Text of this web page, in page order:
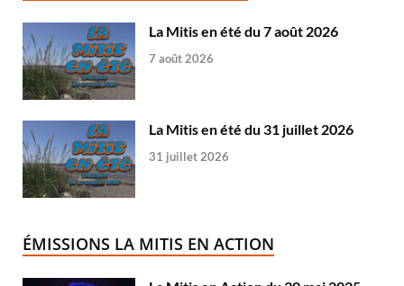
La Mitis en été du 7 août 2026
7 août 2026
La Mitis en été du 31 juillet 2026
31 juillet 2026
ÉMISSIONS LA MITIS EN ACTION